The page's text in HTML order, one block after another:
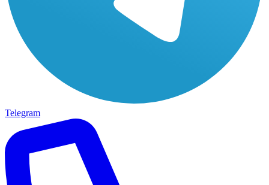
Telegram